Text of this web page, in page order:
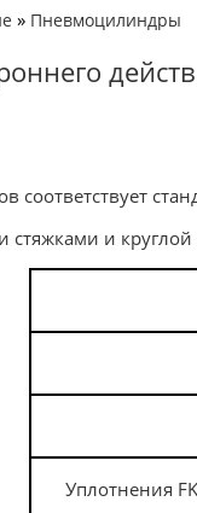
» Пневмоцилиндры
соответствует
и
Уплотнения